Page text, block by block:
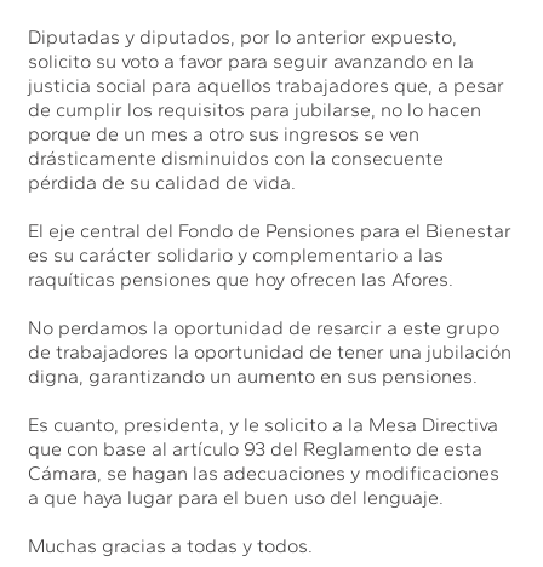
Diputadas y diputados, por lo anterior expuesto,
solicito su voto a favor para seguir avanzando en la
justicia social para aquellos trabajadores que, a pesar
de cumplir los requisitos para jubilarse, no lo hacen
porque de un mes a otro sus ingresos se ven
drásticamente disminuidos con la consecuente
pérdida de su calidad de vida.
El eje central del Fondo de Pensiones para el Bienestar
es su carácter solidario y complementario a las
raquíticas pensiones que hoy ofrecen las Afores.
No perdamos la oportunidad de resarcir a este grupo
de trabajadores la oportunidad de tener una jubilación
digna, garantizando un aumento en sus pensiones.
Es cuanto, presidenta, y le solicito a la Mesa Directiva
que con base al artículo 93 del Reglamento de esta
Cámara, se hagan las adecuaciones y modificaciones
a que haya lugar para el buen uso del lenguaje.
Muchas gracias a todas y todos.